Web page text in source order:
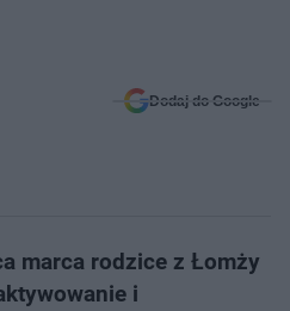
Dodaj do Google
marca rodzice z Łomży
i